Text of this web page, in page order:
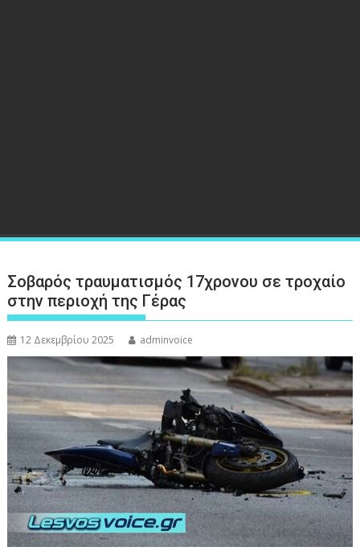
Σοβαρός τραυματισμός 17χρονου σε τροχαίο
στην περιοχή της Γέρας
12 Δεκεμβρίου 2025 adminvoice